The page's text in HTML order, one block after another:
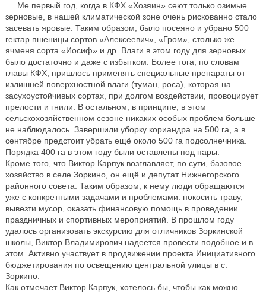
Me первый год, когда в КФХ «Хозяин» сеют только озимые
зерновые, в нашей климатической зоне очень рискованно стало
засевать яровые. Таким образом, было посеяно и убрано 500
гектар пшеницы сортов «Алексеевич», «Гром», столько же
ячменя сорта «Иосиф» и др. Влаги в этом году для зерновых
было достаточно и даже с избытком. Более тога, по словам
главы КФХ, пришлось применять специальные препараты от
излишней поверхностной влаги (туман, роса), которая на
засухоустойчивых сортах, при долгом воздействии, провоцирует
прелости и гнили. В остальном, в принципе, в этом
сельскохозяйственном сезоне никаких особых проблем больше
не наблюдалось. Завершили уборку кориандра на 500 га, а в
сентябре предстоит убрать ещё около 500 га подсолнечника.
Порядка 400 га в этом году были оставлены под пары.
Кроме того, что Виктор Карпук возглавляет, по сути, базовое
хозяйство в селе Зоркино, он ещё и депутат Нижнегорского
районного совета. Таким образом, к нему люди обращаются
уже с конкретными задачами и проблемами: покосить траву,
вывезти мусор, оказать финансовую помощь в проведении
праздничных и спортивных мероприятий. В прошлом году
удалось организовать экскурсию для отличников Зоркинской
школы, Виктор Владимирович надеется провести подобное и в
этом. Активно участвует в продвижении проекта Инициативного
бюджетирования по освещению центральной улицы в с.
Зоркино.
Как отмечает Виктор Карпук, хотелось бы, чтобы как можно